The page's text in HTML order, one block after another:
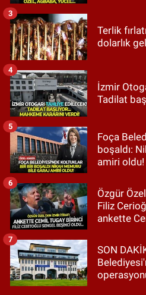
Terlik
dolarlık
3
İzmir
Tadilat
4
Foça
boşaldı:
amiri oldu!
5
Özgür
Filiz
ankette
6
SON
7